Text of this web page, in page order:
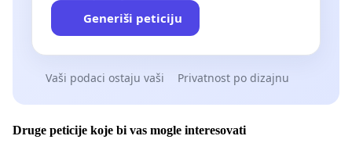
Generiši peticiju
Vaši podaci ostaju vaši Privatnost po dizajnu
Druge peticije koje bi vas mogle interesovati